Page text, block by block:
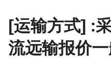
[运输方式] :
流远输报价